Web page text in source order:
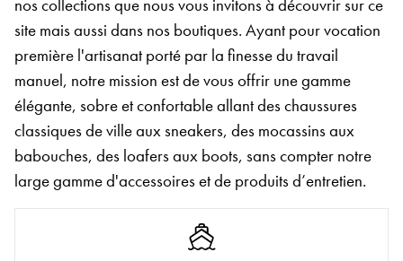
nos collections que nous vous invitons à découvrir sur ce
site mais aussi dans nos boutiques. Ayant pour vocation
première l'artisanat porté par la finesse du travail
manuel, notre mission est de vous offrir une gamme
élégante, sobre et confortable allant des chaussures
classiques de ville aux sneakers, des mocassins aux
babouches, des loafers aux boots, sans compter notre
large gamme d'accessoires et de produits d’entretien.